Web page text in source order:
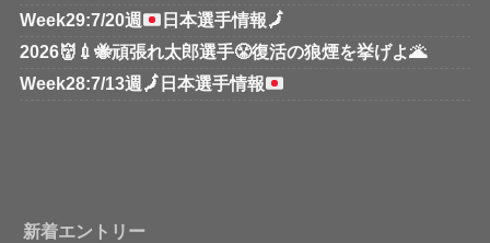
Week29:7/20週
日本選手情報🗾
2026👹💉🐝頑張れ太郎選手😤復活の狼煙を挙げよ🌋
Week28:7/13週 🗾 日本選手情報
新着エントリー